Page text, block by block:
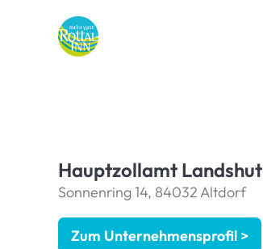
Hauptzollamt Landshut
Sonnenring 14, 84032 Altdorf
Zum Unternehmensprofil >